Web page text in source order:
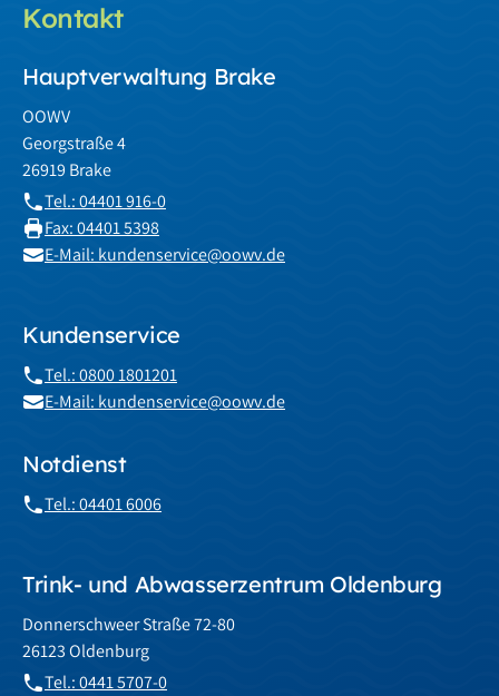
Kontakt
Hauptverwaltung Brake
OOWV
Georgstraße 4
26919 Brake
Tel.: 04401 916-0
Fax: 04401 5398
E-Mail: kundenservice@oowv.de
Kundenservice
Tel.: 0800 1801201
E-Mail: kundenservice@oowv.de
Notdienst
Tel.: 04401 6006
Trink- und Abwasserzentrum Oldenburg
Donnerschweer Straße 72-80
26123 Oldenburg
Tel.: 0441 5707-0